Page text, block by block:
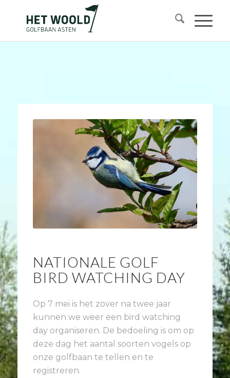
NATIONALE GOLF
BIRD WATCHING DAY
Op 7 mei is het zover na twee jaar
kunnen we weer een bird watching
day organiseren. De bedoeling is om op
deze dag het aantal soorten vogels op
onze golfbaan te tellen en te
registreren.